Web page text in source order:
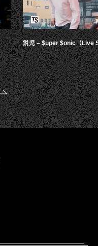
鋭児 – $uper $onic（Live